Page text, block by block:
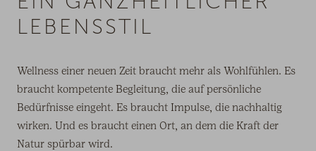
LEBENSSTIL
Wellness einer neuen Zeit braucht mehr als Wohlfühlen. Es
braucht kompetente Begleitung, die auf persönliche
Bedürfnisse eingeht. Es braucht Impulse, die nachhaltig
wirken. Und es braucht einen Ort, an dem die Kraft der
Natur spürbar wird.